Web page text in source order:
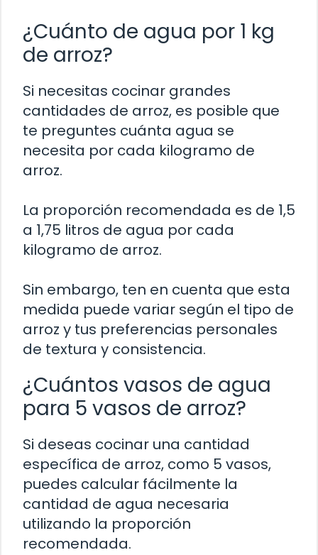
¿Cuánto de agua por 1 kg
de arroz?
Si necesitas cocinar grandes
cantidades de arroz, es posible que
te preguntes cuánta agua se
necesita por cada kilogramo de
arroz.
La proporción recomendada es de 1,5
a 1,75 litros de agua por cada
kilogramo de arroz.
Sin embargo, ten en cuenta que esta
medida puede variar según el tipo de
arroz y tus preferencias personales
de textura y consistencia.
¿Cuántos vasos de agua
para 5 vasos de arroz?
Si deseas cocinar una cantidad
específica de arroz, como 5 vasos,
puedes calcular fácilmente la
cantidad de agua necesaria
utilizando la proporción
recomendada.